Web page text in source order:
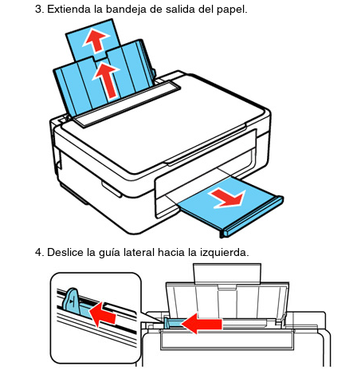
Extienda la bandeja de salida del papel.
Deslice la guía lateral hacia la izquierda.